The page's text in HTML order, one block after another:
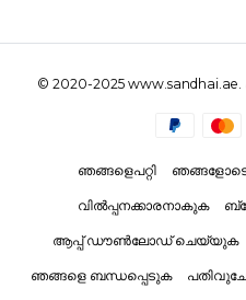
© 2020-2025
ഞങ്ങളെപറ്റി
വിൽപ്പനക്കാരനാകുക
ആപ്പ് ഡൗൺലോഡ് ചെയ്യുക
ഞങ്ങളെ ബന്ധപ്പെടുക